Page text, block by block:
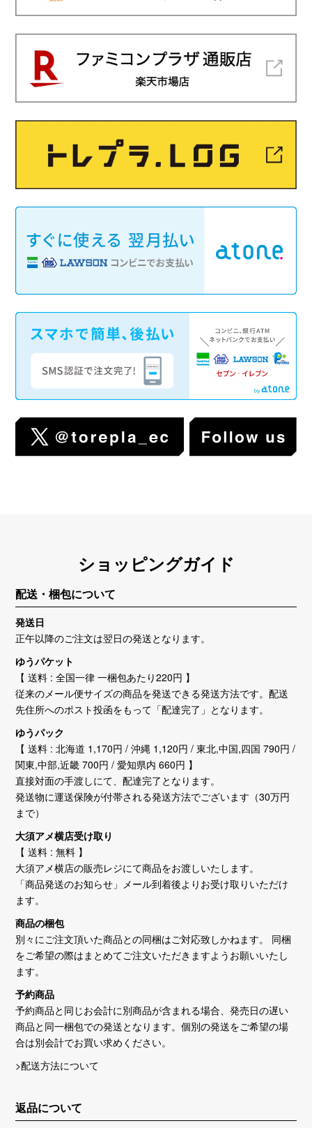
ショッピングガイド
配送・梱包について
発送日
正午以降のご注文は翌日の発送となります。
ゆうパケット
【 送料 : 全国一律 一梱包あたり220円 】
従来のメール便サイズの商品を発送できる発送方法です。配送
先住所へのポスト投函をもって「配達完了」となります。
ゆうパック
【 送料 : 北海道 1,170円 / 沖縄 1,120円 / 東北,中国,四国 790円 /
関東,中部,近畿 700円 / 愛知県内 660円 】
直接対面の手渡しにて、配達完了となります。
発送物に運送保険が付帯される発送方法でございます（30万円
まで）
大須アメ横店受け取り
【 送料 : 無料 】
大須アメ横店の販売レジにて商品をお渡しいたします。
「商品発送のお知らせ」メール到着後よりお受け取りいただけ
ます。
商品の梱包
別々にご注文頂いた商品との同梱はご対応致しかねます。 同梱
をご希望の際はまとめてご注文いただきますようお願いいたし
ます。
予約商品
予約商品と同じお会計に別商品が含まれる場合、発売日の遅い
商品と同一梱包での発送となります。個別の発送をご希望の場
合は別会計でお買い求めください。
>配送方法について
返品について